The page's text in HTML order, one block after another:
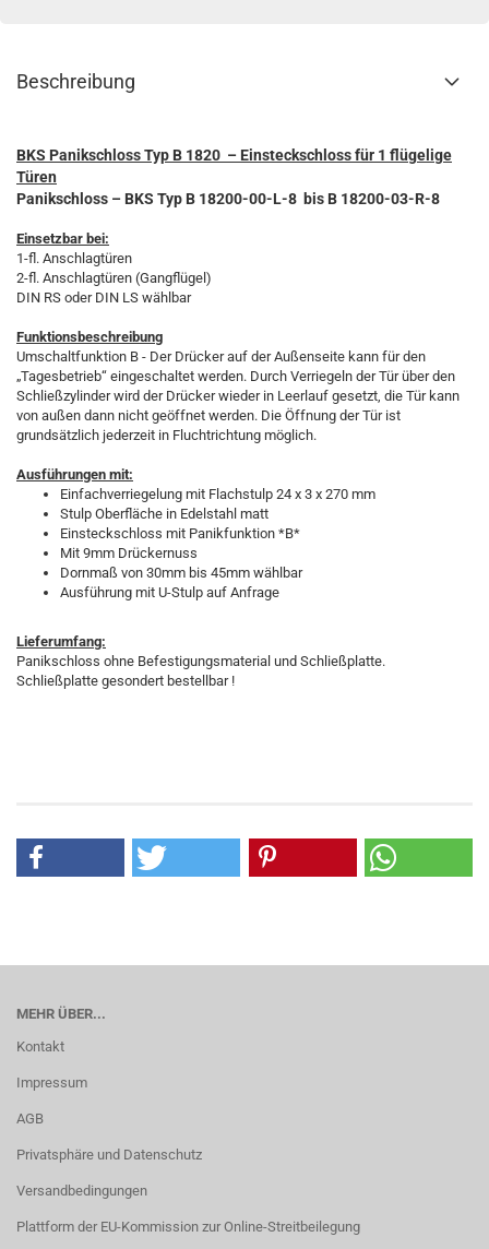
Beschreibung
BKS Panikschloss Typ B 1820 – Einsteckschloss für 1 flügelige
Türen
Panikschloss – BKS Typ B 18200-00-L-8 bis B 18200-03-R-8
Einsetzbar bei:
1-fl. Anschlagtüren
2-fl. Anschlagtüren (Gangflügel)
DIN RS oder DIN LS wählbar
Funktionsbeschreibung
Umschaltfunktion B - Der Drücker auf der Außenseite kann für den
„Tagesbetrieb“ eingeschaltet werden. Durch Verriegeln der Tür über den
Schließzylinder wird der Drücker wieder in Leerlauf gesetzt, die Tür kann
von außen dann nicht geöffnet werden. Die Öffnung der Tür ist
grundsätzlich jederzeit in Fluchtrichtung möglich.
Ausführungen mit:
Einfachverriegelung mit Flachstulp 24 x 3 x 270 mm
Stulp Oberfläche in Edelstahl matt
Einsteckschloss mit Panikfunktion *B*
Mit 9mm Drückernuss
Dornmaß von 30mm bis 45mm wählbar
Ausführung mit U-Stulp auf Anfrage
Lieferumfang:
Panikschloss ohne Befestigungsmaterial und Schließplatte.
Schließplatte gesondert bestellbar !
MEHR ÜBER...
Kontakt
Impressum
AGB
Privatsphäre und Datenschutz
Versandbedingungen
Plattform der EU-Kommission zur Online-Streitbeilegung